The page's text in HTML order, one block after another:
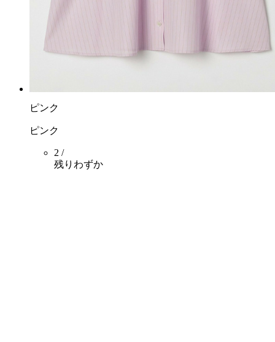
ピンク
ピンク
2 /
残りわずか